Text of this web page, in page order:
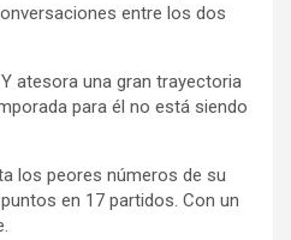
entre los dos
atesora una gran trayectoria
para él no está siendo
los peores números de su
en 17 partidos. Con un